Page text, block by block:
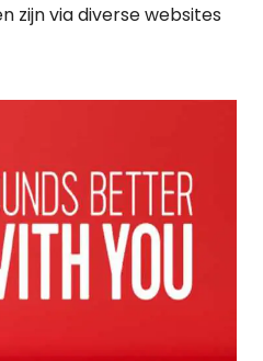
zijn via diverse websites